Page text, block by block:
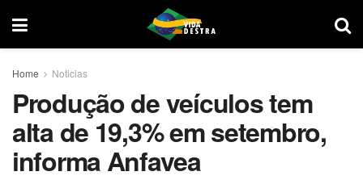
Home Noticias
Produção de veículos tem
alta de 19,3% em setembro,
informa Anfavea